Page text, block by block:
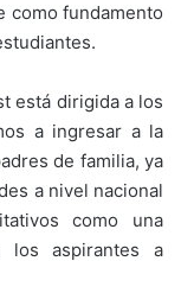
como fundamento
está dirigida a los
a ingresar a la
de familia, ya
a nivel nacional
como una
los aspirantes a